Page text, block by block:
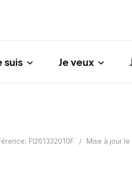
suis Je veux
FI261332010F / Mise à jour le